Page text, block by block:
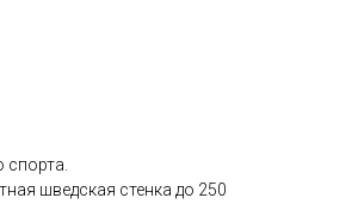
спорта.
шведская стенка до 250